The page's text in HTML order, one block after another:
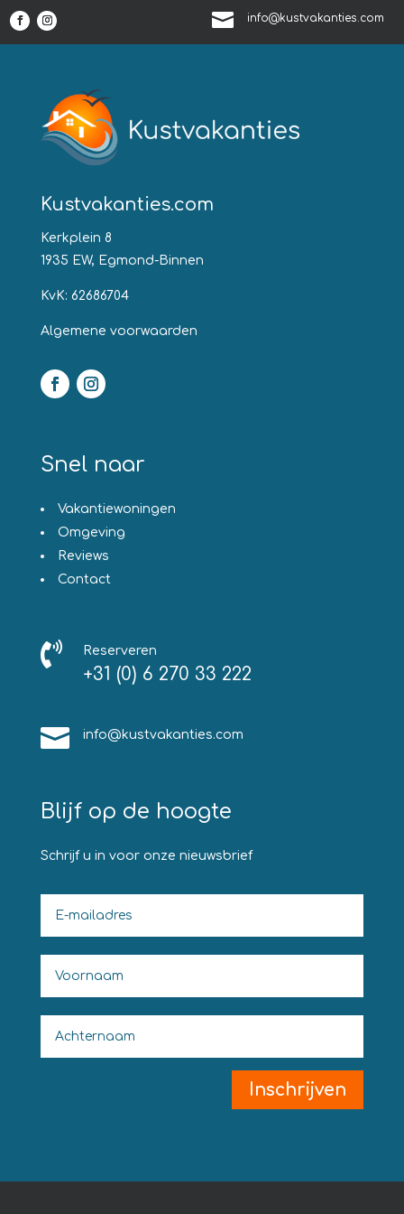
 info@kustvakanties.com
Kustvakanties.com
Kerkplein 8
1935 EW, Egmond-Binnen
KvK: 62686704
Algemene voorwaarden
Snel naar
Vakantiewoningen
Omgeving
Reviews
Contact
 Reserveren
+31 (0) 6 270 33 222
 info@kustvakanties.com
Blijf op de hoogte
Schrijf u in voor onze nieuwsbrief
Inschrijven